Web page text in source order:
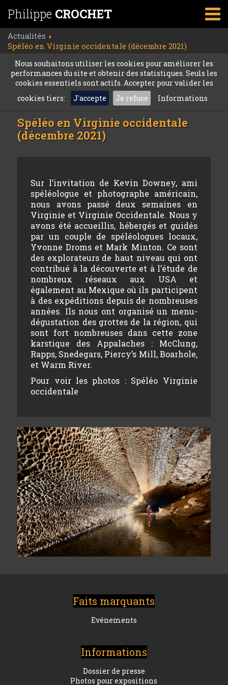
Philippe CROCHET
Actualités
Spéléo en Virginie occidentale (décembre 2021)
Nous souhaitons utiliser les cookies pour améliorer les
performances du site et obtenir des statistiques. Seuls les
cookies essentiels sont actifs. Accepter pour valider les
cookies tiers:
J'accepte Je refuse Informations
Spéléo en Virginie occidentale
(décembre 2021)
Sur l’invitation de Kevin Downey, ami
spéléologue et photographe américain,
nous avons passé deux semaines en
Virginie et Virginie Occidentale. Nous y
avons été accueillis, hébergés et guidés
par un couple de spéléologues locaux,
Yvonne Droms et Mark Minton. Ce sont
des explorateurs de haut niveau qui ont
contribué à la découverte et à l’étude de
nombreux réseaux aux USA et
également au Mexique où ils participent
à des expéditions depuis de nombreuses
années. Ils nous ont organisé un menu-
dégustation des grottes de la région, qui
sont fort nombreuses dans cette zone
karstique des Appalaches : McClung,
Rapps, Snedegars, Piercy’s Mill, Boarhole,
et Warm River.
Pour voir les photos : Spéléo Virginie
occidentale
Faits marquants
Evénements
Informations
Dossier de presse
Photos pour expositions